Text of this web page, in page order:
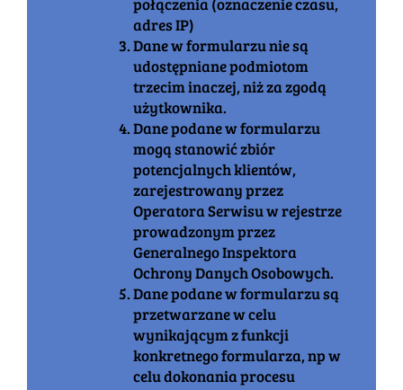
adres IP)
Dane w formularzu nie są
udostępniane podmiotom
trzecim inaczej, niż za zgodą
użytkownika.
Dane podane w formularzu
mogą stanowić zbiór
potencjalnych klientów,
zarejestrowany przez
Operatora Serwisu w rejestrze
prowadzonym przez
Generalnego Inspektora
Ochrony Danych Osobowych.
Dane podane w formularzu są
przetwarzane w celu
wynikającym z funkcji
konkretnego formularza, np w
celu dokonania procesu